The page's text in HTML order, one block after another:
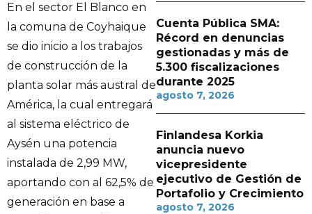
En el sector El Blanco en
la comuna de Coyhaique
se dio inicio a los trabajos
de construcción de la
planta solar más austral de
América, la cual entregará
al sistema eléctrico de
Aysén una potencia
instalada de 2,99 MW,
aportando con al 62,5% de
generación en base a
Cuenta Pública SMA:
Récord en denuncias
gestionadas y más de
5.300 fiscalizaciones
durante 2025
agosto 7, 2026
Finlandesa Korkia
anuncia nuevo
vicepresidente
ejecutivo de Gestión de
Portafolio y Crecimiento
agosto 7, 2026